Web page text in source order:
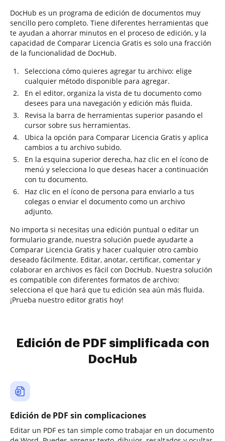
DocHub es un programa de edición de documentos muy
sencillo pero completo. Tiene diferentes herramientas que
te ayudan a ahorrar minutos en el proceso de edición, y la
capacidad de Comparar Licencia Gratis es solo una fracción
de la funcionalidad de DocHub.
Selecciona cómo quieres agregar tu archivo: elige
cualquier método disponible para agregar.
En el editor, organiza la vista de tu documento como
desees para una navegación y edición más fluida.
Revisa la barra de herramientas superior pasando el
cursor sobre sus herramientas.
Ubica la opción para Comparar Licencia Gratis y aplica
cambios a tu archivo subido.
En la esquina superior derecha, haz clic en el ícono de
menú y selecciona lo que deseas hacer a continuación
con tu documento.
Haz clic en el ícono de persona para enviarlo a tus
colegas o enviar el documento como un archivo
adjunto.
No importa si necesitas una edición puntual o editar un
formulario grande, nuestra solución puede ayudarte a
Comparar Licencia Gratis y hacer cualquier otro cambio
deseado fácilmente. Editar, anotar, certificar, comentar y
colaborar en archivos es fácil con DocHub. Nuestra solución
es compatible con diferentes formatos de archivo:
selecciona el que hará que tu edición sea aún más fluida.
¡Prueba nuestro editor gratis hoy!
Edición de PDF simplificada con
DocHub
Edición de PDF sin complicaciones
Editar un PDF es tan simple como trabajar en un documento